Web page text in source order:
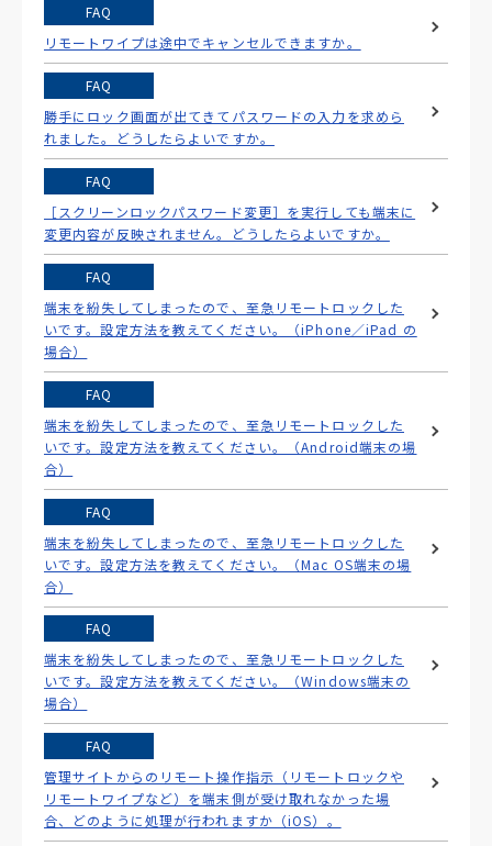
FAQ
リモートワイプは途中でキャンセルできますか。
FAQ
勝手にロック画面が出てきてパスワードの入力を求めら
れました。どうしたらよいですか。
FAQ
［スクリーンロックパスワード変更］を実行しても端末に
変更内容が反映されません。どうしたらよいですか。
FAQ
端末を紛失してしまったので、至急リモートロックした
いです。設定方法を教えてください。（iPhone／iPad の
場合）
FAQ
端末を紛失してしまったので、至急リモートロックした
いです。設定方法を教えてください。（Android端末の場
合）
FAQ
端末を紛失してしまったので、至急リモートロックした
いです。設定方法を教えてください。（Mac OS端末の場
合）
FAQ
端末を紛失してしまったので、至急リモートロックした
いです。設定方法を教えてください。（Windows端末の
場合）
FAQ
管理サイトからのリモート操作指示（リモートロックや
リモートワイプなど）を端末側が受け取れなかった場
合、どのように処理が行われますか（iOS）。